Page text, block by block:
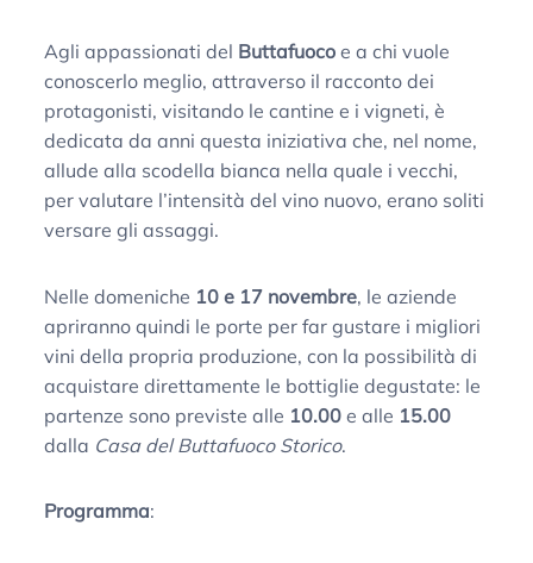
Agli appassionati del Buttafuoco e a chi vuole
conoscerlo meglio, attraverso il racconto dei
protagonisti, visitando le cantine e i vigneti, è
dedicata da anni questa iniziativa che, nel nome,
allude alla scodella bianca nella quale i vecchi,
per valutare l’intensità del vino nuovo, erano soliti
versare gli assaggi.
Nelle domeniche 10 e 17 novembre, le aziende
apriranno quindi le porte per far gustare i migliori
vini della propria produzione, con la possibilità di
acquistare direttamente le bottiglie degustate: le
partenze sono previste alle 10.00 e alle 15.00
dalla Casa del Buttafuoco Storico.
Programma: